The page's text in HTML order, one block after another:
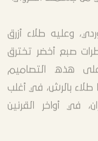
وعليه طلاء أزرق
صبع أخضر تخترق
على هذه التصاميم
طلاء بالرش، في أغلب
في أواخر القرنين